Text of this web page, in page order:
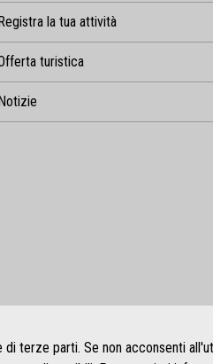
la tua attività
turistica
terze parti. Se non acconsenti